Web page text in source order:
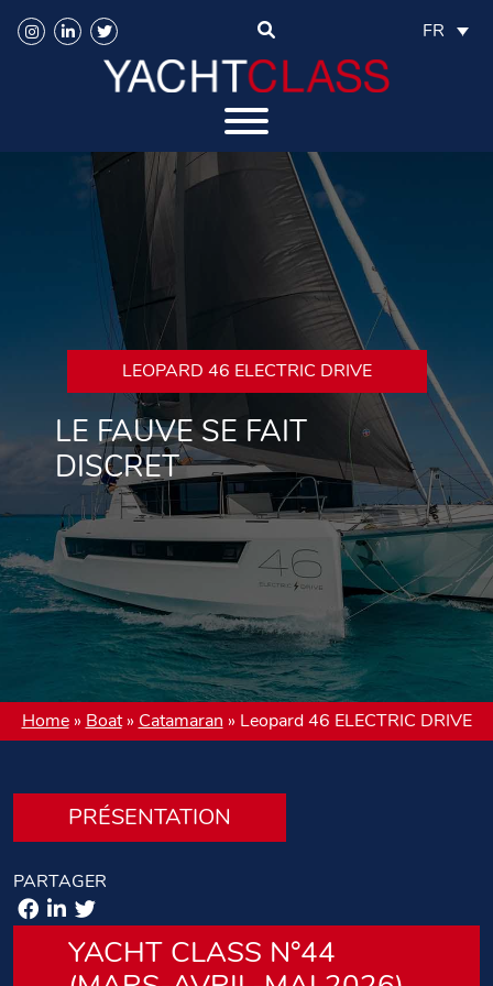
FR
LEOPARD 46 ELECTRIC DRIVE
LE FAUVE SE FAIT
DISCRET
Home» Boat» Catamaran » Leopard 46 ELECTRIC DRIVE
PRÉSENTATION
PARTAGER
YACHT CLASS N°44